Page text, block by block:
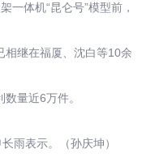
体机“昆仑号”模型前，
相继在福厦、沈白等10余
量近6万件。
雨表示。（孙庆坤）